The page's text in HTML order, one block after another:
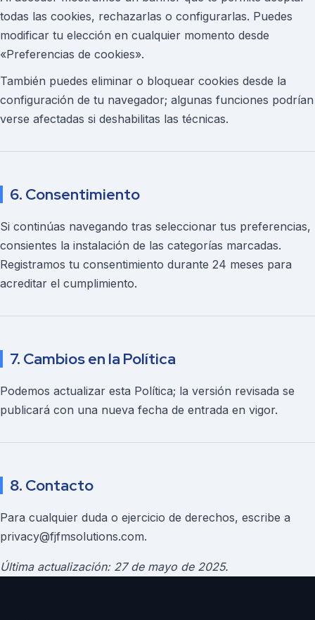
todas las cookies, rechazarlas o configurarlas. Puedes
modificar tu elección en cualquier momento desde
«Preferencias de cookies».
También puedes eliminar o bloquear cookies desde la
configuración de tu navegador; algunas funciones podrían
verse afectadas si deshabilitas las técnicas.
6. Consentimiento
Si continúas navegando tras seleccionar tus preferencias,
consientes la instalación de las categorías marcadas.
Registramos tu consentimiento durante 24 meses para
acreditar el cumplimiento.
7. Cambios en la Política
Podemos actualizar esta Política; la versión revisada se
publicará con una nueva fecha de entrada en vigor.
8. Contacto
Para cualquier duda o ejercicio de derechos, escribe a
privacy@fjfmsolutions.com.
Última actualización: 27 de mayo de 2025.